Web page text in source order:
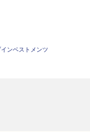
ンベストメンツ